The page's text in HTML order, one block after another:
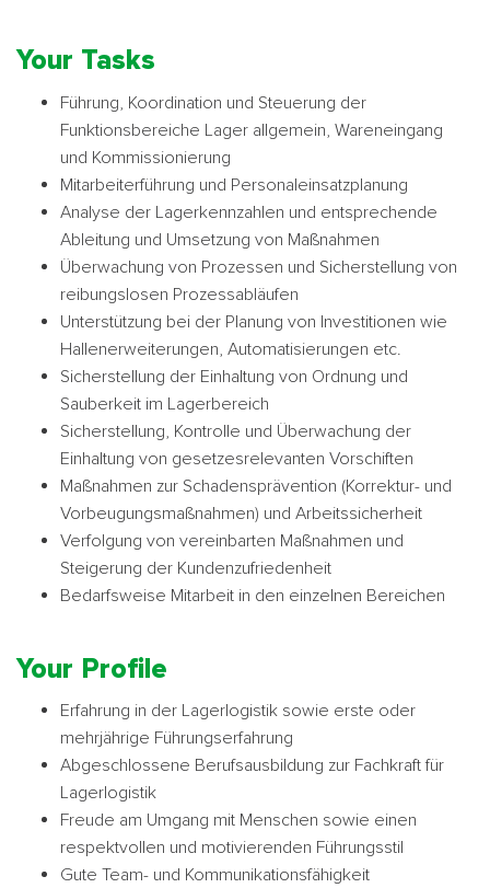
Your Tasks
Führung, Koordination und Steuerung der
Funktionsbereiche Lager allgemein, Wareneingang
und Kommissionierung
Mitarbeiterführung und Personaleinsatzplanung
Analyse der Lagerkennzahlen und entsprechende
Ableitung und Umsetzung von Maßnahmen
Überwachung von Prozessen und Sicherstellung von
reibungslosen Prozessabläufen
Unterstützung bei der Planung von Investitionen wie
Hallenerweiterungen, Automatisierungen etc.
Sicherstellung der Einhaltung von Ordnung und
Sauberkeit im Lagerbereich
Sicherstellung, Kontrolle und Überwachung der
Einhaltung von gesetzesrelevanten Vorschiften
Maßnahmen zur Schadensprävention (Korrektur- und
Vorbeugungsmaßnahmen) und Arbeitssicherheit
Verfolgung von vereinbarten Maßnahmen und
Steigerung der Kundenzufriedenheit
Bedarfsweise Mitarbeit in den einzelnen Bereichen
Your Profile
Erfahrung in der Lagerlogistik sowie erste oder
mehrjährige Führungserfahrung
Abgeschlossene Berufsausbildung zur Fachkraft für
Lagerlogistik
Freude am Umgang mit Menschen sowie einen
respektvollen und motivierenden Führungsstil
Gute Team- und Kommunikationsfähigkeit